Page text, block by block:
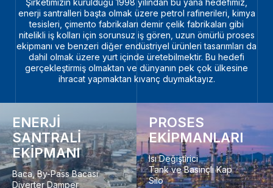
Şirketimizin kurulduğu 1998 yılından bu yana hedefimiz,
enerji santralleri başta olmak üzere petrol rafinerileri, kimya
tesisleri, çimento fabrikaları demir çelik fabrikaları gibi
nitelikli iş kolları için sorunsuz iş gören, uzun ömürlü proses
ekipmanı ve benzeri diğer endüstriyel ürünleri tasarımları da
dahil olmak üzere yurt içinde üretebilmektir. Bu hedefi
gerçekleştirmiş olmaktan ve dünyanın pek çok ülkesine
ihracat yapmaktan kıvanç duymaktayız.
ENERJİ
SANTRALİ
EKİPMANI
Baca, By-Pass Bacası
Diverter Damper
PROSES
EKİPMANLARI
Isı Değiştirici
Tank ve Basınçlı Kap
Silo